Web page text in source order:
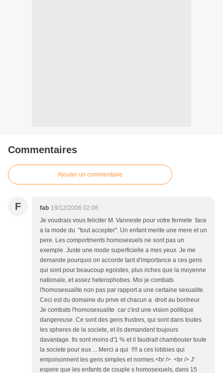
Commentaires
Ajouter un commentaire
F fab 19/12/2006 02:06
Je voudrais vous feliciter M. Vanneste pour votre fermete face
a la mode du "tout accepter". Un enfant merite une mere et un
pere. Les comportments homosexuels ne sont pas un
exemple. Juste une mode superficielle a mes yeux. Je me
demande pourquoi on accorde tant d'importance a ces gens
qui sont pour beaucoup egoistes, plus riches que la moyenne
nationale, et assez heterophobes. Moi je combats
l'homosexualite non pas par rapport a une certaine sexualite.
Ceci est du domaine du prive et chacun a droit au bonheur.
Je combats l'homosexualite car c'est une vision politique
dangereuse. Ce sont des gens frustres, qui sont dans toutes
les spheres de la societe, et ils demandent toujours
davantage. Ils sont moins d'1 % et il faudrait chambouler toute
la societe pour eux ... Merci a qui !!!! a ces lobbies qui
empoisonnent les gens simples et normes.<br /> <br /> J'
espere que les enfants de couple s homosexuels, dans 15